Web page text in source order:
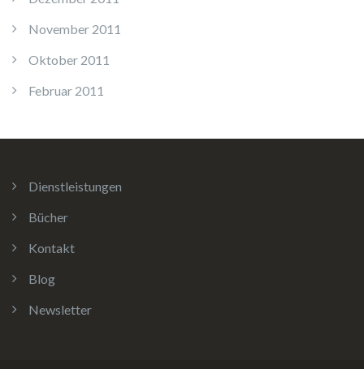
November 2011
Oktober 2011
Februar 2011
Dienstleistungen
Bücher
Kontakt
Blog
Newsletter